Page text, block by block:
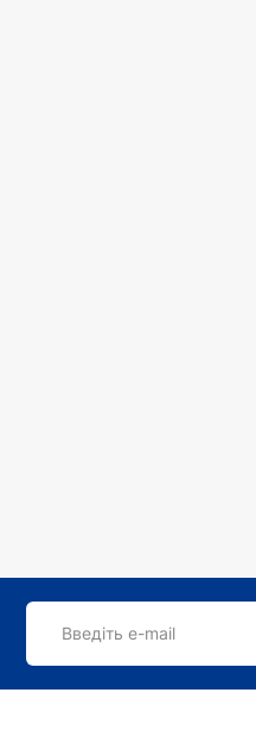
Введіть e-mail